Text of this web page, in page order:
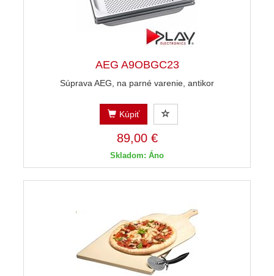
AEG A9OBGC23
Súprava AEG, na parné varenie, antikor
Kúpiť
89,00 €
Skladom: Áno